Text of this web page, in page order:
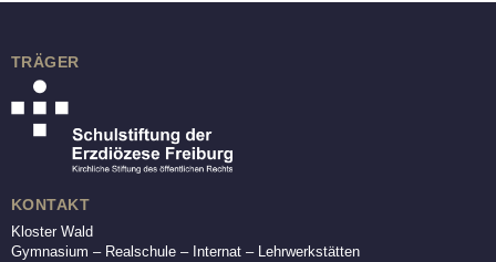
TRÄGER
KONTAKT
Kloster Wald
Gymnasium – Realschule – Internat – Lehrwerkstätten